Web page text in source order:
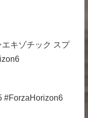
キゾチック スプ
#ForzaHorizon6